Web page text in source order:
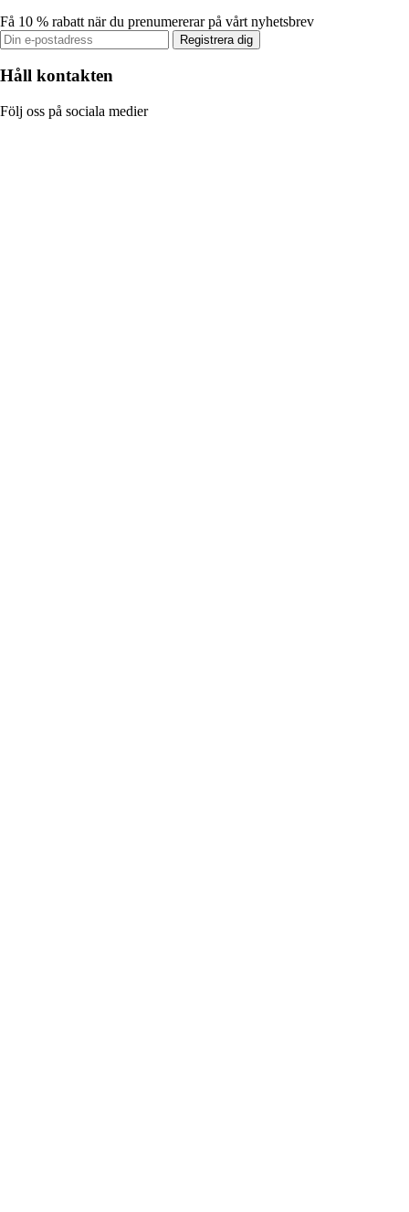
Få 10 % rabatt när du prenumererar på vårt nyhetsbrev
Registrera dig
Håll kontakten
Följ oss på sociala medier